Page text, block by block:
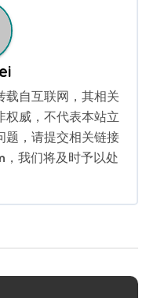
载自互联网，其相关
权威，不代表本站立
题，请提交相关链接
我们将及时予以处